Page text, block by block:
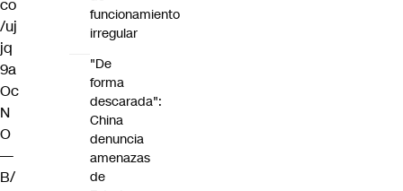
co
/uj
jq
9a
Oc
N
O
—
B/
funcionamiento
irregular
"De
forma
descarada":
China
denuncia
amenazas
de